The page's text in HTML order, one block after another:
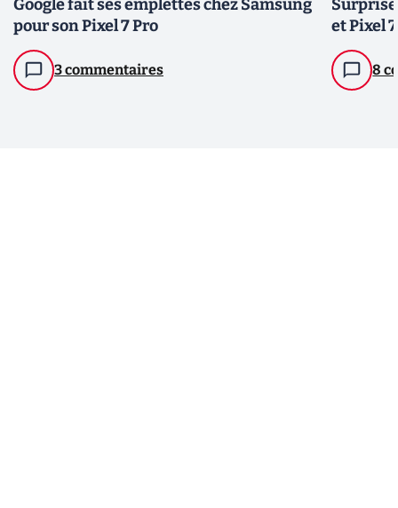
Google fait ses emplettes chez Samsung
pour son Pixel 7 Pro
3 commentaires
Surprise
et Pixel
8